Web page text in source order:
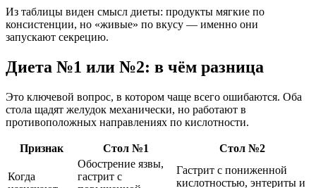
Из таблицы виден смысл диеты: продукты мягкие по
консистенции, но «живые» по вкусу — именно они
запускают секрецию.
Диета №1 или №2: в чём разница
Это ключевой вопрос, в котором чаще всего ошибаются. Оба
стола щадят желудок механически, но работают в
противоположных направлениях по кислотности.
Признак Стол №1 Стол №2
Когда
Обострение язвы,
гастрит с
Гастрит с пониженной
кислотностью, энтериты и